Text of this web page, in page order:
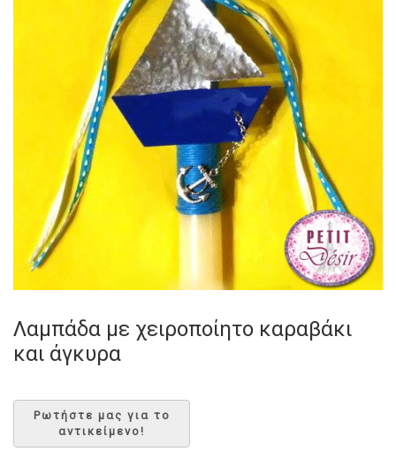
Λαμπάδα με χειροποίητο καραβάκι
και άγκυρα